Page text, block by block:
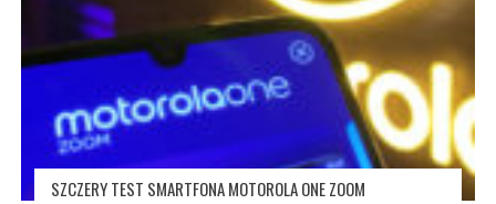
SZCZERY TEST SMARTFONA MOTOROLA ONE ZOOM